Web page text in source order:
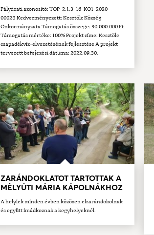
Pályázati azonosító: TOP-2.1.3-16-KO1-2020-
00028 Kedvezményezett: Kesztölc Község
Önkormányzata Támogatás összege: 30.000.000 Ft
Támogatás mértéke: 100% Projekt címe: Kesztölc
csapadékvíz-elvezetésének fejlesztése A projekt
tervezett befejezési dátuma: 2022.09.30.
ZARÁNDOKLATOT TARTOTTAK A
MÉLYÚTI MÁRIA KÁPOLNÁKHOZ
A helyiek minden évben közösen elzarándokolnak
és együtt imádkoznak a kegyhelyeknél.